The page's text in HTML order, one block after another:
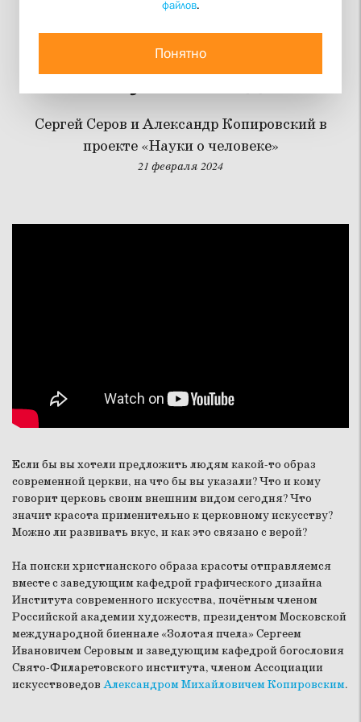
Как выглядит церковь:
разговор дизайнера и
искусствоведа
Сергей Серов и Александр Копировский в
проекте «Науки о человеке»
21 февраля 2024
Если бы вы хотели предложить людям какой-то образ
современной церкви, на что бы вы указали? Что и кому
говорит церковь своим внешним видом сегодня? Что
значит красота применительно к церковному искусству?
Можно ли развивать вкус, и как это связано с верой?
На поиски христианского образа красоты отправляемся
вместе с заведующим кафедрой графического дизайна
Института современного искусства, почётным членом
Российской академии художеств, президентом Московской
международной биеннале «Золотая пчела» Сергеем
Ивановичем Серовым и заведующим кафедрой богословия
Свято-Филаретовского института, членом Ассоциации
искусствоведов Александром Михайловичем Копировским.
файлов.
Понятно